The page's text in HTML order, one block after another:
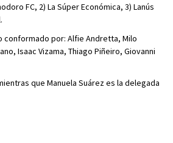
FC, 2) La Súper Económica, 3) Lanús
conformado por: Alfie Andretta, Milo
Isaac Vizama, Thiago Piñeiro, Giovanni
que Manuela Suárez es la delegada